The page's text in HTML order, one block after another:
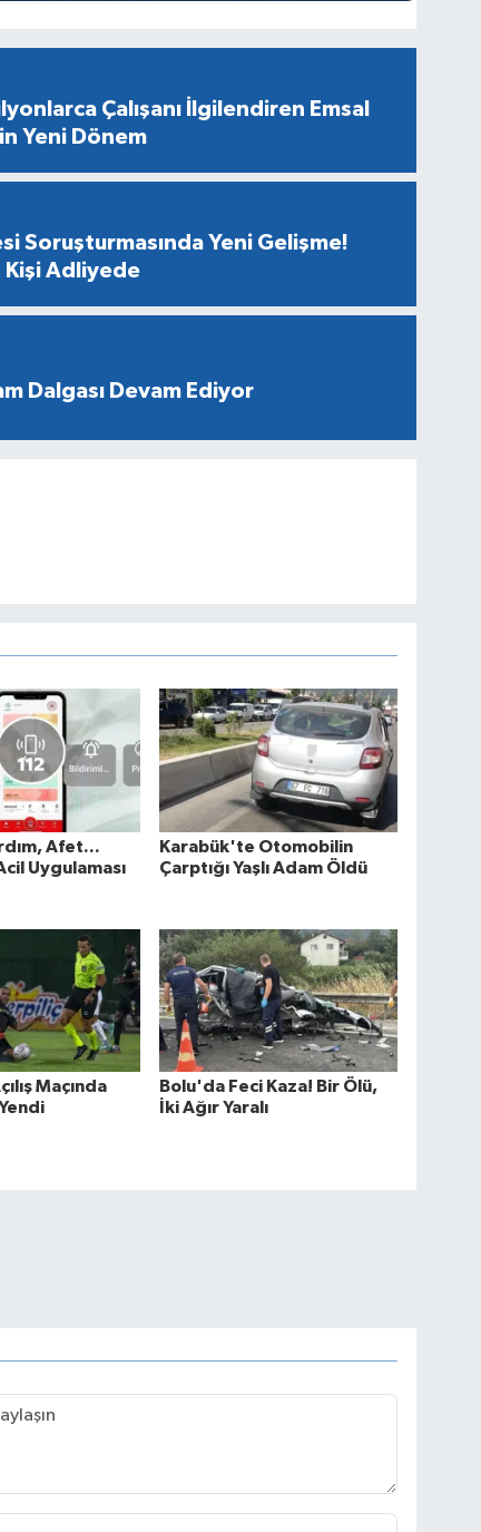
Çalışanı İlgilendiren Emsal
Yeni Dönem
Soruşturmasında Yeni Gelişme!
Kişi Adliyede
Dalgası Devam Ediyor
Afet...
Uygulaması
Karabük'te Otomobilin
Çarptığı Yaşlı Adam Öldü
Maçında
Bolu'da Feci Kaza! Bir Ölü,
İki Ağır Yaralı